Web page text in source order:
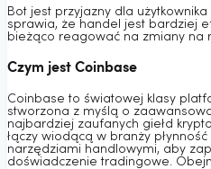
Bot jest przyjazny dla
sprawia, że handel jest bardziej
bieżąco reagować na zmiany na
Czym jest Coinbase
Coinbase to światowej klasy
stworzona z myślą o
najbardziej zaufanych giełd
łączy wiodącą w branży
narzędziami handlowymi, aby
doświadczenie tradingowe.